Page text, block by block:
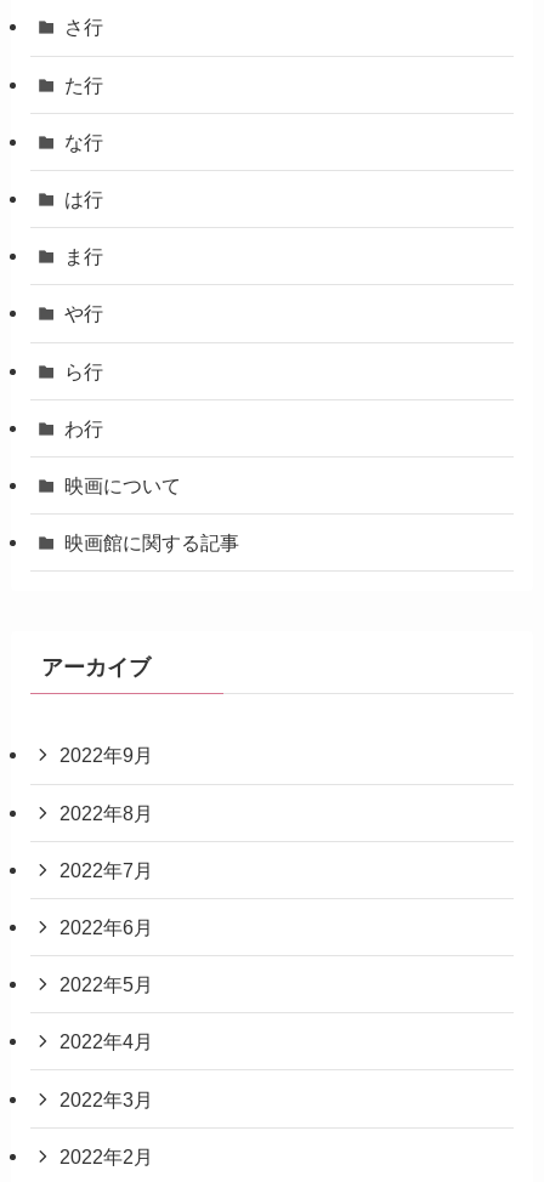
さ行
た行
な行
は行
ま行
や行
ら行
わ行
映画について
映画館に関する記事
アーカイブ
2022年9月
2022年8月
2022年7月
2022年6月
2022年5月
2022年4月
2022年3月
2022年2月